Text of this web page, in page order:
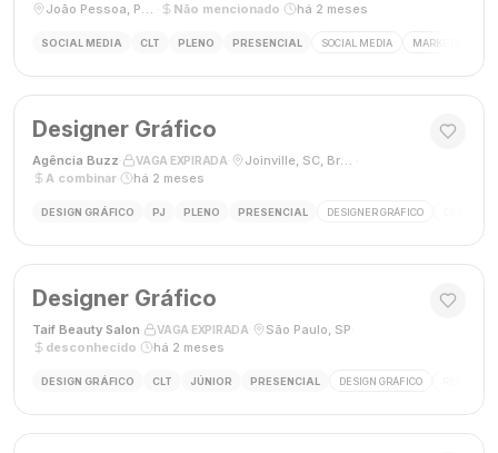
João Pessoa, Paraíba, Brasil
Não mencionado há 2 meses
SOCIAL MEDIA CLT PLENO PRESENCIAL SOCIAL MEDIA MARKETING
Designer Gráfico
Agência Buzz VAGA EXPIRADA Joinville, SC, Brasil
A combinar
há 2 meses
DESIGN GRÁFICO PJ PLENO PRESENCIAL DESIGNER GRÁFICO
Designer Gráfico
Taif Beauty Salon VAGA EXPIRADA São Paulo, SP
desconhecido
há 2 meses
DESIGN GRÁFICO CLT JÚNIOR PRESENCIAL DESIGN GRÁFICO